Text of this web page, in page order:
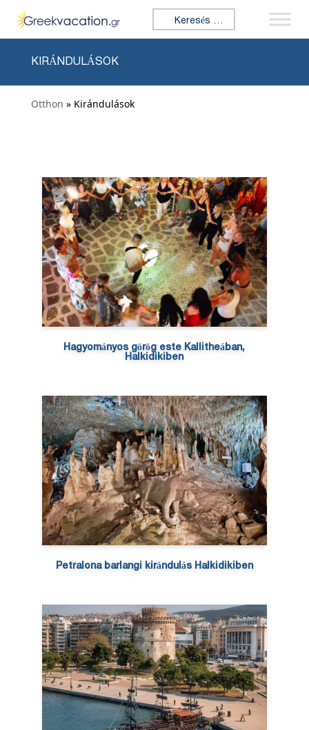
Ugrás a tartalomhoz
Keresés:
KIRÁNDULÁSOK
Otthon » Kirándulások
Hagyományos görög este Kallitheában,
Halkidikiben
Petralona barlangi kirándulás Halkidikiben